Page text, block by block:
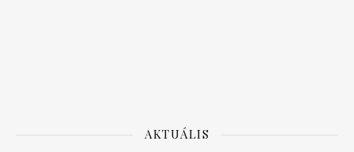
AKTUÁLIS